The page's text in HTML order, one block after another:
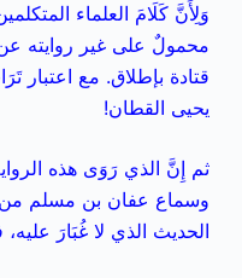
وَلِأَنَّ كَلَامَ العلماء
محمولٌ على غير روايته
قتادة بإطلاق. مع اعتبار
يحيى القطان!
ثم إِنَّ الذي رَوَى هذه
وسماع عفان بن مسلم من
الحديث الذي لا غُبَارَ